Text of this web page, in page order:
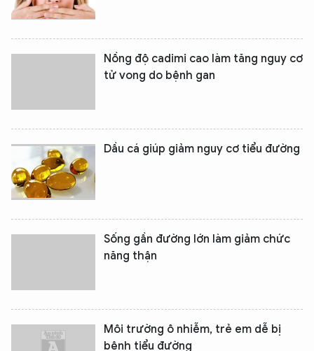
Nồng độ cadimi cao làm tăng nguy cơ
tử vong do bệnh gan
Dầu cá giúp giảm nguy cơ tiểu đường
Sống gần đường lớn làm giảm chức
năng thận
Môi trường ô nhiễm, trẻ em dễ bị
bệnh tiểu đường